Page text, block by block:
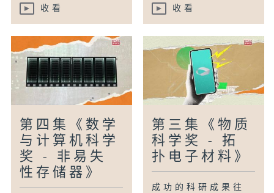
收看 收看
第四集《数学
与计算机科学
奖 - 非易失
性存储器》
第三集《物质
科学奖 - 拓
扑电子材料》
成功的科研成果往